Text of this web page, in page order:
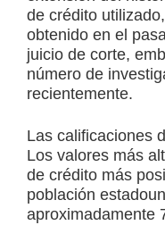
de crédito
obtenido en el
juicio de corte,
número de
recientemente.
Las calificaciones
Los valores más
de crédito más
población
aproximadamente